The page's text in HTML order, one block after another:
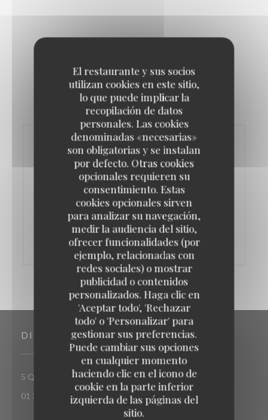
El restaurante y sus socios
utilizan cookies en este sitio,
lo que puede implicar la
recopilación de datos
personales. Las cookies
denominadas «necesarias»
son obligatorias y se instalan
por defecto. Otras cookies
opcionales requieren su
consentimiento. Estas
cookies opcionales sirven
para analizar su navegación,
medir la audiencia del sitio,
ofrecer funcionalidades (por
ejemplo, relacionadas con
redes sociales) o mostrar
publicidad o contenidos
personalizados. Haga clic en
'Aceptar todo', 'Rechazar
todo' o 'Personalizar' para
gestionar sus preferencias.
Puede cambiar sus opciones
en cualquier momento
haciendo clic en el icono de
cookie en la parte inferior
izquierda de las páginas del
sitio.
" allowfullscreen>
DIRECCIÓN
5 Quai Albert 1er 78520 Limay ((abre en una nueva ventana))
01 30 92 77 78